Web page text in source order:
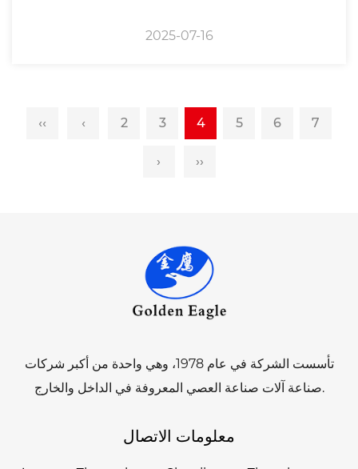
2025-07-16
‹‹ ‹ 2 3 4 5 6 7
› ››
تأسست الشركة في عام 1978، وهي واحدة من أكبر شركات
صناعة آلات صناعة العصي المعروفة في الداخل والخارج.
معلومات الاتصال